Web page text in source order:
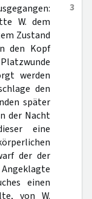
3
W. dem
Zustand
den Kopf
werden
den
später
der Nacht
eine
der der
einen
von W.